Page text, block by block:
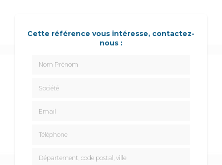
Cette référence vous intéresse, contactez-
nous :